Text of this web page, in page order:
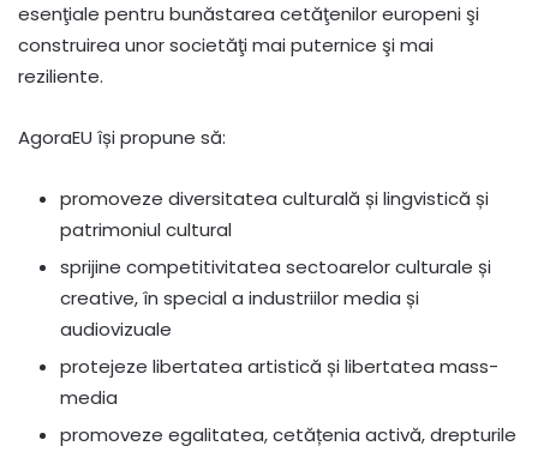
esenţiale pentru bunăstarea cetăţenilor europeni şi
construirea unor societăţi mai puternice şi mai
reziliente.
AgoraEU își propune să:
promoveze diversitatea culturală și lingvistică și
patrimoniul cultural
sprijine competitivitatea sectoarelor culturale și
creative, în special a industriilor media și
audiovizuale
protejeze libertatea artistică și libertatea mass-
media
promoveze egalitatea, cetățenia activă, drepturile